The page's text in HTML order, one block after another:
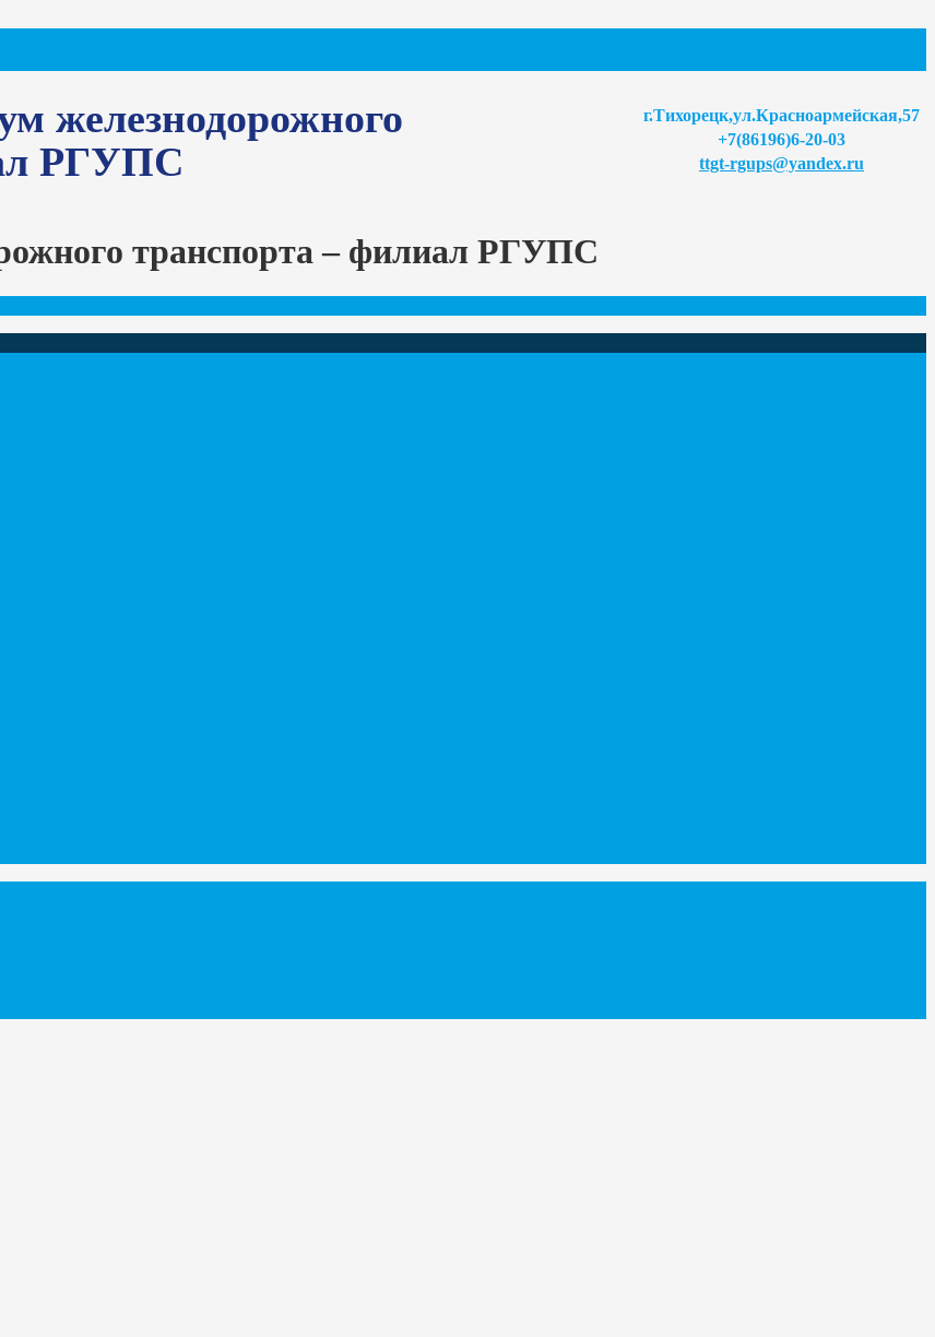
железнодорожного
РГУПС
г.Тихорецк,ул.Красноармейская,57
+7(86196)6-20-03
ttgt-rgups@yandex.ru
транспорта – филиал РГУПС